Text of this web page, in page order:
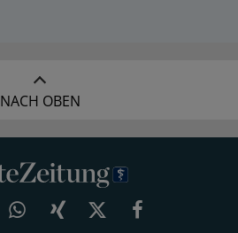
NACH OBEN